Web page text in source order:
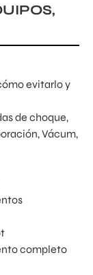
evitarlo y
de choque,
Vácum,
completo